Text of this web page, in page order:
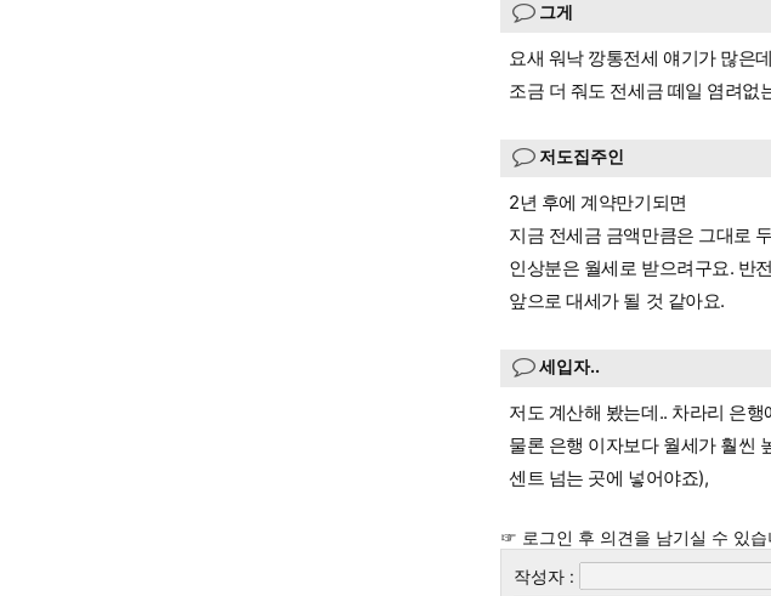
그게
요새 워낙 깡통전세 얘기가 많은
조금 더 줘도 전세금 떼일 염려없
저도집주인
2년 후에 계약만기되면
지금 전세금 금액만큼은 그대로
인상분은 월세로 받으려구요. 반
앞으로 대세가 될 것 같아요.
세입자..
저도 계산해 봤는데.. 차라리 은
물론 은행 이자보다 월세가 훨씬
센트 넘는 곳에 넣어야죠),
☞ 로그인 후 의견을 남기실 수 있습
작성자 :